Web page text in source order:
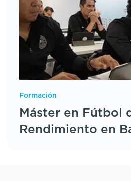
Formación
Máster en Fútbol
Rendimiento en